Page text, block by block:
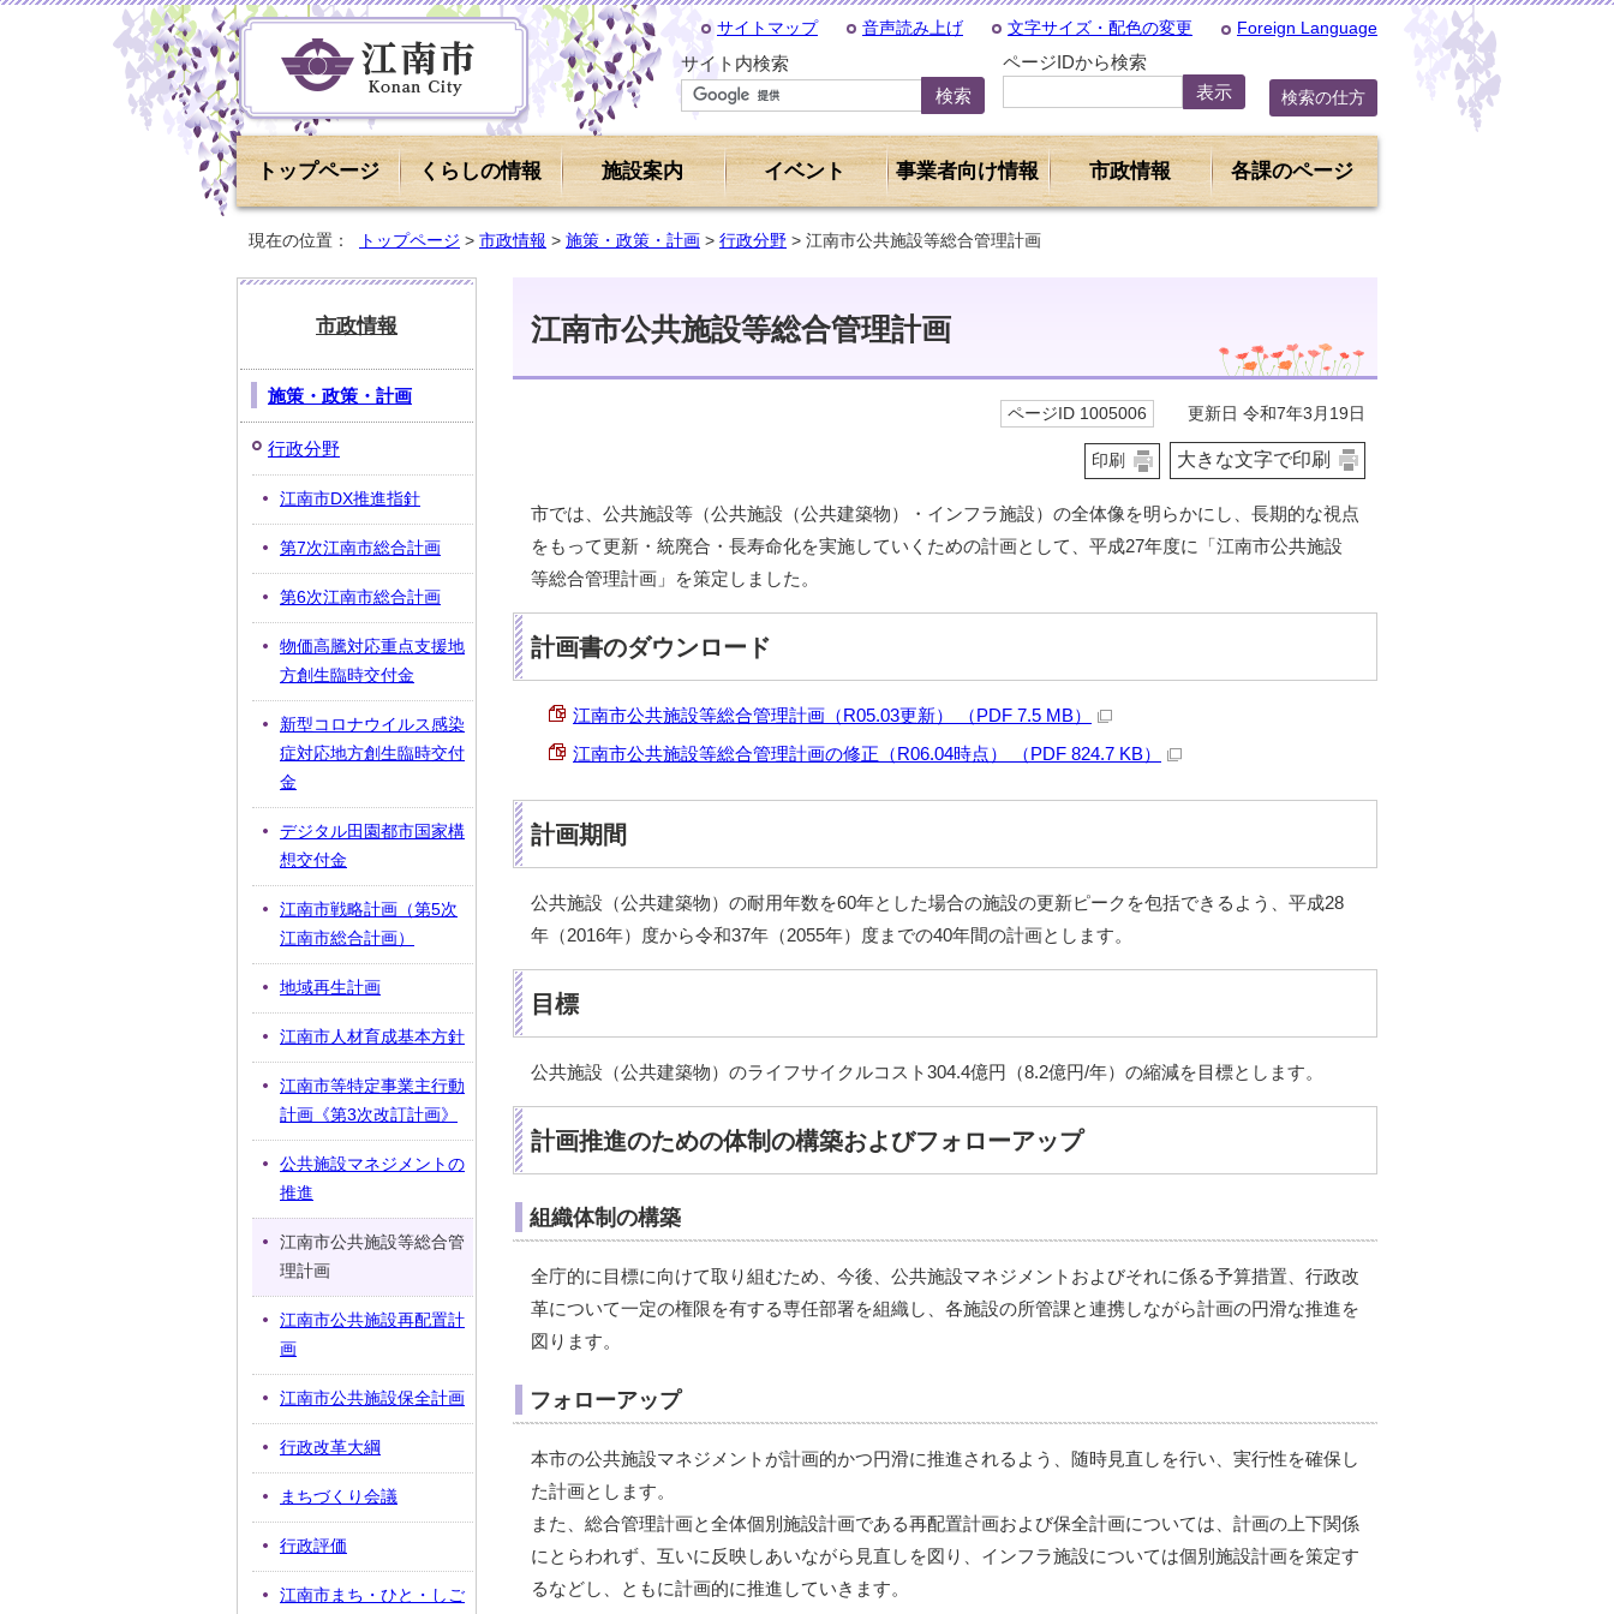
サイトマップ 音声読み上げ 文字サイズ・配色の変更 Foreign Language
サイト内検索 ページIDから検索
検索の仕方
トップページ くらしの情報 施設案内 イベント 事業者向け情報 市政情報 各課のページ
現在の位置： トップページ > 市政情報 > 施策・政策・計画 > 行政分野 > 江南市公共施設等総合管理計画
江南市公共施設等総合管理計画
ページID 1005006 更新日 令和7年3月19日
印刷 大きな文字で印刷
市では、公共施設等（公共施設（公共建築物）・インフラ施設）の全体像を明らかにし、長期的な視点
をもって更新・統廃合・長寿命化を実施していくための計画として、平成27年度に「江南市公共施設
等総合管理計画」を策定しました。
計画書のダウンロード
江南市公共施設等総合管理計画（R05.03更新） （PDF 7.5 MB）
江南市公共施設等総合管理計画の修正（R06.04時点） （PDF 824.7 KB）
計画期間
公共施設（公共建築物）の耐用年数を60年とした場合の施設の更新ピークを包括できるよう、平成28
年（2016年）度から令和37年（2055年）度までの40年間の計画とします。
目標
公共施設（公共建築物）のライフサイクルコスト304.4億円（8.2億円/年）の縮減を目標とします。
計画推進のための体制の構築およびフォローアップ
組織体制の構築
全庁的に目標に向けて取り組むため、今後、公共施設マネジメントおよびそれに係る予算措置、行政改
革について一定の権限を有する専任部署を組織し、各施設の所管課と連携しながら計画の円滑な推進を
図ります。
フォローアップ
本市の公共施設マネジメントが計画的かつ円滑に推進されるよう、随時見直しを行い、実行性を確保し
た計画とします。
また、総合管理計画と全体個別施設計画である再配置計画および保全計画については、計画の上下関係
にとらわれず、互いに反映しあいながら見直しを図り、インフラ施設については個別施設計画を策定す
るなどし、ともに計画的に推進していきます。
市政情報
施策・政策・計画
行政分野
江南市DX推進指針
第7次江南市総合計画
第6次江南市総合計画
物価高騰対応重点支援地
方創生臨時交付金
新型コロナウイルス感染
症対応地方創生臨時交付
金
デジタル田園都市国家構
想交付金
江南市戦略計画（第5次
江南市総合計画）
地域再生計画
江南市人材育成基本方針
江南市等特定事業主行動
計画《第3次改訂計画》
公共施設マネジメントの
推進
江南市公共施設等総合管
理計画
江南市公共施設再配置計
画
江南市公共施設保全計画
行政改革大綱
まちづくり会議
行政評価
江南市まち・ひと・しご